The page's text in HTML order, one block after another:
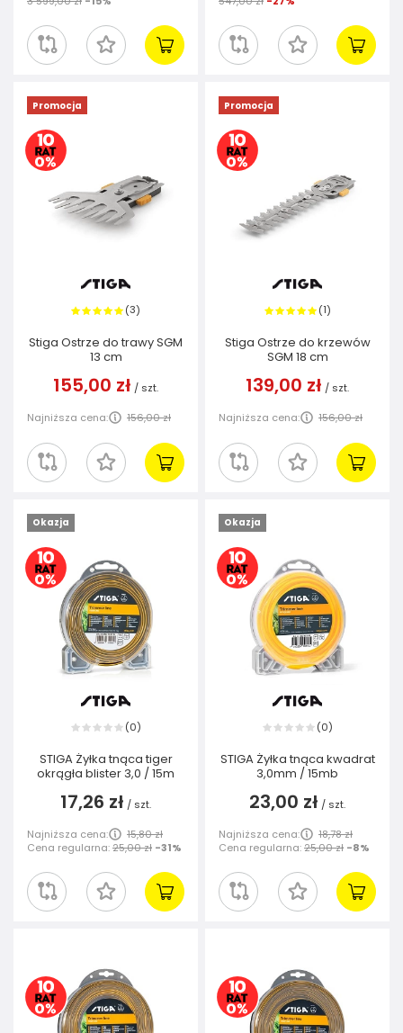
Promocja
(3)
Stiga Ostrze do trawy SGM
13 cm
155,00 zł / szt.
Najniższa cena: 156,00 zł
Promocja
(1)
Stiga Ostrze do krzewów
SGM 18 cm
139,00 zł / szt.
Najniższa cena: 156,00 zł
Okazja
(0)
STIGA Żyłka tnąca tiger
okrągła blister 3,0 / 15m
17,26 zł / szt.
Najniższa cena:
15,80 zł
Cena regularna:25,00 zł -31%
Okazja
(0)
STIGA Żyłka tnąca kwadrat
3,0mm / 15mb
23,00 zł / szt.
Najniższa cena:
18,78 zł
Cena regularna:25,00 zł -8%